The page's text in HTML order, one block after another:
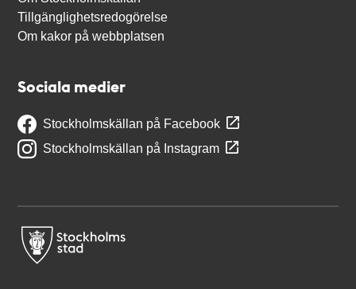
Tillgänglighetsredogörelse
Om kakor på webbplatsen
Sociala medier
Stockholmskällan på Facebook
Stockholmskällan på Instagram